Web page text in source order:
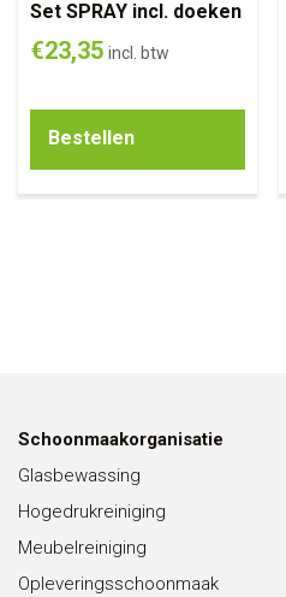
Set SPRAY incl. doeken
€23,35 incl. btw
Bestellen
Schoonmaakorganisatie
Glasbewassing
Hogedrukreiniging
Meubelreiniging
Opleveringsschoonmaak